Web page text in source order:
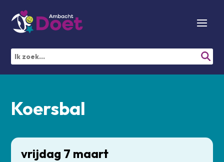
Koersbal
vrijdag 7 maart